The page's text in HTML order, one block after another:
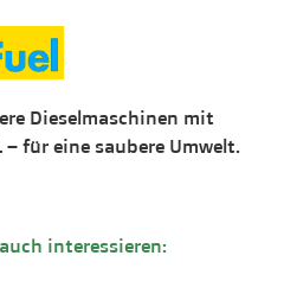
Dieselmaschinen mit
– für eine saubere Umwelt.
interessieren: